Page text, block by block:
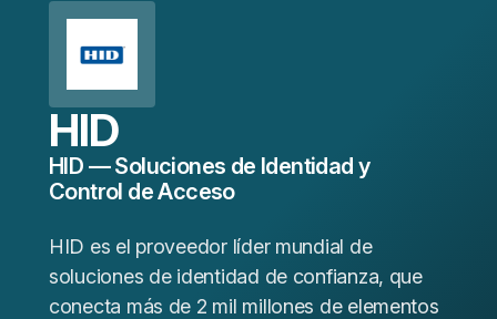
HID
HID — Soluciones de Identidad y
Control de Acceso
HID es el proveedor líder mundial de
soluciones de identidad de confianza, que
conecta más de 2 mil millones de elementos